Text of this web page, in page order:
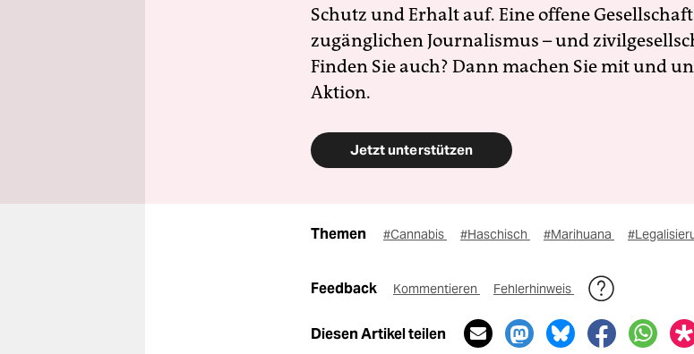
Schutz und Erhalt auf. Eine offene
zugänglichen Journalismus – und
Finden Sie auch? Dann machen Sie mit und
Aktion.
Jetzt unterstützen
Themen #Cannabis #Haschisch #Marihuana
Feedback Kommentieren Fehlerhinweis
Diesen Artikel teilen